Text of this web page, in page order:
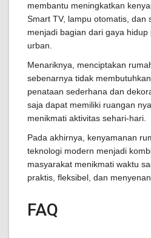
membantu meningkatkan
Smart TV, lampu otomatis, dan
menjadi bagian dari gaya
urban.
Menariknya, menciptakan
sebenarnya tidak
penataan sederhana dan
saja dapat memiliki ruangan
menikmati aktivitas sehari-hari.
Pada akhirnya, kenyamanan
teknologi modern menjadi
masyarakat menikmati waktu
praktis, fleksibel, dan
FAQ